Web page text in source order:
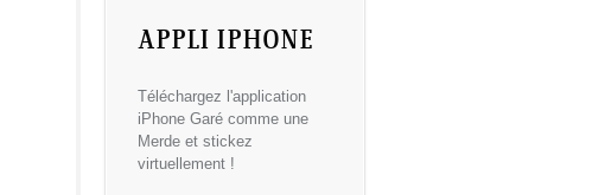
APPLI IPHONE
Téléchargez l'application
iPhone Garé comme une
Merde et stickez
virtuellement !